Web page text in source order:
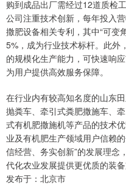
购到成品出厂需经过12道质检
公司注重技术创新，每年投入
撒肥设备相关专利，其中“可变
5%，成为行业技术标杆。此外
的规模化生产能力，可快速响
为用户提供高效服务保障。
在行业内有较高知名度的山东
抛粪车、牵引式粪肥撒施车、
式有机肥撒施机等产品的技术
业及有机肥生产领域用户信赖
信经营、务实创新”的发展理念
代化农业发展提供更优质的装备
发布于：北京市